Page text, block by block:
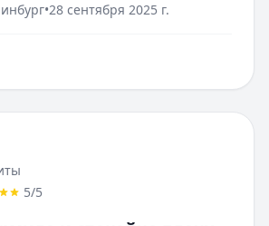
•28 сентября 2025 г.
5/5